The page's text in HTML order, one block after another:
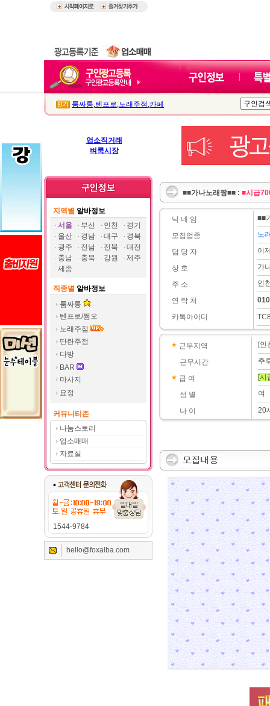
룸싸롱,텐프로,노래주점 ,카페
업소직거래
벼룩시장
지역별 알바정보
서울
부산 인천
경기
울산
경남 대구
경북
광주
전남 전북
대전
충남
충북 강원
제주
세종
직종별 알바정보
룸싸롱
텐프로/쩜오
노래주점
단란주점
다방
BAR
마사지
요정
커뮤니티존
나눔스토리
업소매매
자료실
1544-9784
hello@foxalba.com
■■가나노래짱■■ : ■시급
닉 네 임
모집업종
담 당 자
상 호
주 소
연 락 처
카톡아이디
■■
노
이
가
인
근무지역
근무시간
급 여
성 별
나 이
[인
추
[시
여
20